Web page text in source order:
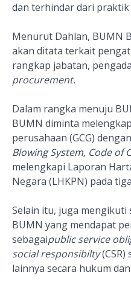
dan terhindar dari
Menurut Dahlan, BUMN
akan ditata terkait
rangkap jabatan,
procurement.
Dalam rangka menuju
BUMN diminta
perusahaan (GCG)
Blowing System, Code of
melengkapi Laporan
Negara (LHKPN) pada
Selain itu, juga mengikuti
BUMN yang mendapat
sebagaipublic service
social responsibilty
lainnya secara hukum